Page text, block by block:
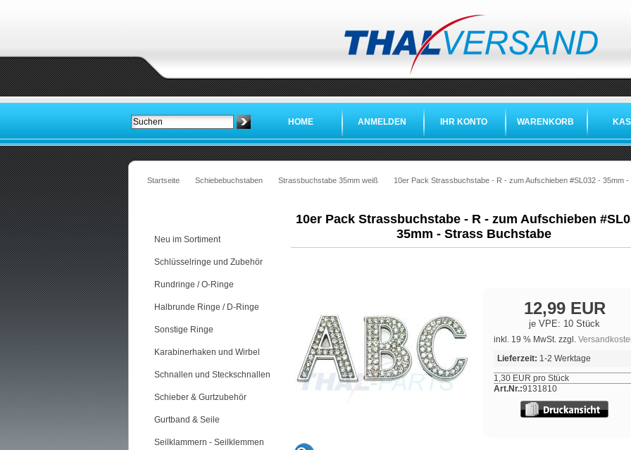
HOME ANMELDEN IHR KONTO WARENKORB
Startseite Schiebebuchstaben Strassbuchstabe 35mm weiß 10er Pack Strassbuchstabe - R - zum Aufschieben #SL032 - 35mm
Neu im Sortiment
Schlüsselringe und Zubehör
Rundringe / O-Ringe
Halbrunde Ringe / D-Ringe
Sonstige Ringe
Karabinerhaken und Wirbel
Schnallen und Steckschnallen
Schieber & Gurtzubehör
Gurtband & Seile
Seilklammern - Seilklemmen
10er Pack Strassbuchstabe - R - zum Aufschieben
35mm - Strass Buchstabe
12,99 EUR
je VPE: 10 Stück
inkl. 19 % MwSt. zzgl.
Lieferzeit: 1-2 Werktage
1,30 EUR pro Stück
Art.Nr.:9131810